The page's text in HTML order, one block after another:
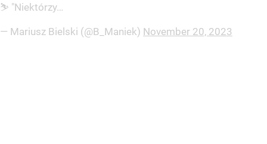
⛷️ "Niektórzy…
— Mariusz Bielski (@B_Maniek) November 20, 2023